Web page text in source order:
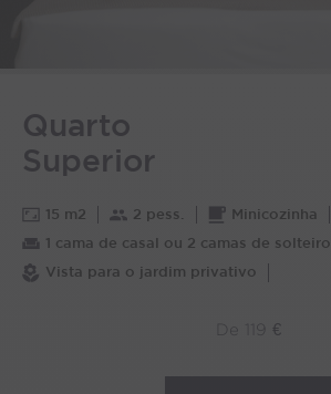
Quarto
Superior
15 m2 2 pess.
Minicozinha
1 cama de casal ou 2 camas de solteiro
Vista para o jardim privativo
De 119 €